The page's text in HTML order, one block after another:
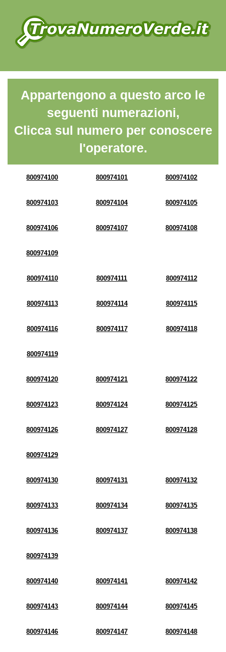
Appartengono a questo arco le
seguenti numerazioni,
Clicca sul numero per conoscere
l'operatore.
800974100 800974101 800974102
800974103 800974104 800974105
800974106 800974107 800974108
800974109
800974110 800974111 800974112
800974113 800974114 800974115
800974116 800974117 800974118
800974119
800974120 800974121 800974122
800974123 800974124 800974125
800974126 800974127 800974128
800974129
800974130 800974131 800974132
800974133 800974134 800974135
800974136 800974137 800974138
800974139
800974140 800974141 800974142
800974143 800974144 800974145
800974146 800974147 800974148